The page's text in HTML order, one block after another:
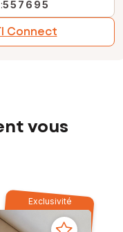
557695
Connect
vous
Exclusivité